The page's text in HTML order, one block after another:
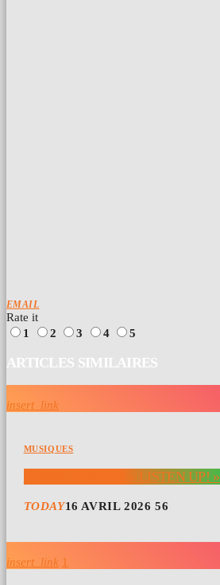
EMAIL
Rate it
1
2 3 4 5
ARTICLES SIMILAIRES
insert_link
MUSIQUES
KAMIL RUSTAM « LISTEN UP! »
TODAY16 AVRIL 2026 56
insert_link 1